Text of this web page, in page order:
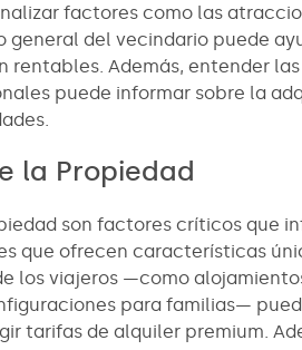
factores como las
del vecindario puede
rentables. Además, entender
puede informar sobre la
la Propiedad
son factores críticos que
que ofrecen características
los viajeros —como
para familias—
tarifas de alquiler premium.